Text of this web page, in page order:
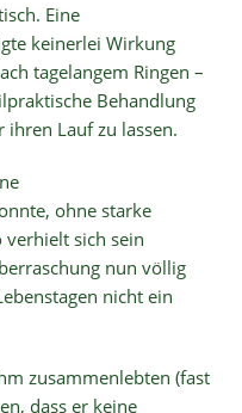
Eine
keinerlei Wirkung
tagelangem Ringen –
Behandlung
Lauf zu lassen.
ohne starke
verhielt sich sein
nun völlig
nicht ein
zusammenlebten (fast
dass er keine